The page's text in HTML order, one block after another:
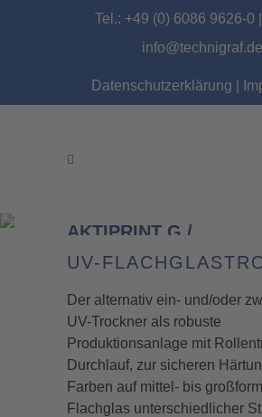
Tel.: +49 (0) 6086 9626-0
info@technigraf.de
Datenschutzerklärung
AKTIPRINT G /
UV-
Der alternativ ein- und/oder
UV-Trockner als robuste
Produktionsanlage mit
Durchlauf, zur sicheren
Farben auf mittel- bis
Flachglas unterschiedlicher